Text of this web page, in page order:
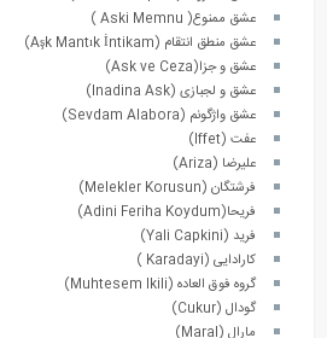
عشق ممنوع( Aski Memnu )
عشق منطق انتقام (Aşk Mantık İntikam)
عشق و جزا(Ask ve Ceza)
عشق و لجبازی (Inadina Ask)
عشق واژگونم (Sevdam Alabora)
عفت (Iffet)
علیرضا (Ariza)
فرشتگان (Melekler Korusun)
فریحا(Adini Feriha Koydum)
فرید (Yali Capkini)
کارادایی (Karadayi )
گروه فوق العاده (Muhtesem Ikili)
گودال (Cukur)
مارال (Maral)